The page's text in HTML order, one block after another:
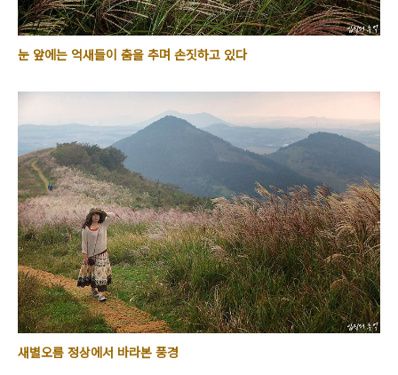
눈 앞에는 억새들이 춤을 추며 손짓하고 있다
새별오름 정상에서 바라본 풍경